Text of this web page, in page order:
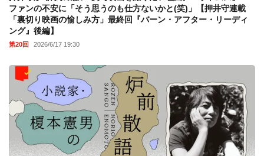
ファンの不安に「そう思うのも仕方ないかと(笑)」【押井守連載
「裏切り映画の愉しみ方」最終回『バーン・アフター・リーディ
ング』後編】
第20回 2026/6/17 19:30